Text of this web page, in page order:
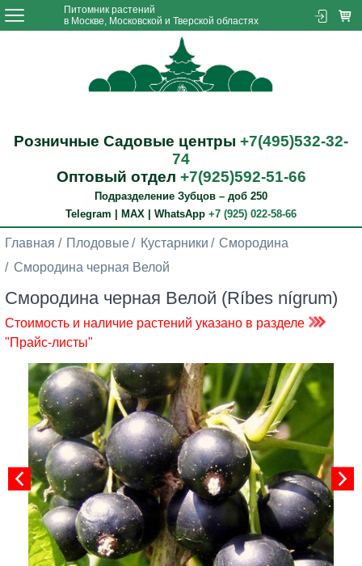
Питомник растений
в Москве, Московской и Тверской областях
Розничные Садовые центры +7(495)532-32-
74
Оптовый отдел +7(925)592-51-66
Подразделение Зубцов – доб 250
Telegram | MAX | WhatsApp +7 (925) 022-58-66
Главная Плодовые Кустарники
Смородина
Смородина черная Велой
Смородина черная Велой (Ríbes nígrum)
Стоимость и наличие растений указано в разделе
"Прайс-листы"